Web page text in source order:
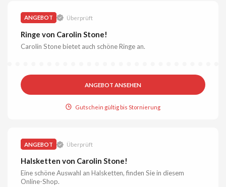
ANGEBOT Überprüft
Ringe von Carolin Stone!
Carolin Stone bietet auch schöne Ringe an.
ANGEBOT ANSEHEN
Gutschein gültig bis Stornierung
ANGEBOT Überprüft
Halsketten von Carolin Stone!
Eine schöne Auswahl an Halsketten, finden Sie in diesem
Online-Shop.